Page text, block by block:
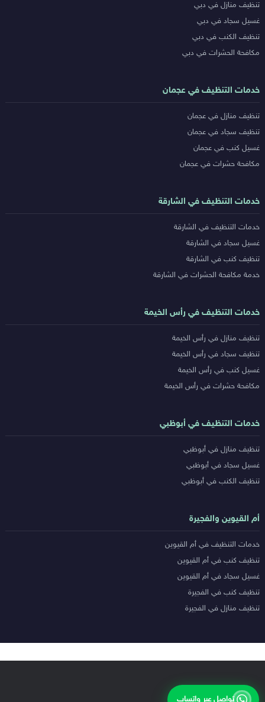
المدن
تنظيف منازل في دبي
غسيل سجاد في دبي
تنظيف الكنب في دبي
مكافحة الحشرات في دبي
خدمات التنظيف في عجمان
تنظيف منازل في عجمان
تنظيف سجاد في عجمان
غسيل كنب في عجمان
مكافحة حشرات في عجمان
خدمات التنظيف في الشارقة
خدمات التنظيف في الشارقة
غسيل سجاد في الشارقة
تنظيف كنب في الشارقة
خدمة مكافحة الحشرات في الشارقة
خدمات التنظيف في رأس الخيمة
تنظيف منازل في رأس الخيمة
تنظيف سجاد في رأس الخيمة
غسيل كنب في رأس الخيمة
مكافحة حشرات في رأس الخيمة
خدمات التنظيف في أبوظبي
تنظيف منازل في أبوظبي
غسيل سجاد في أبوظبي
تنظيف الكنب في أبوظبي
أم القيوين والفجيرة
خدمات التنظيف في أم القيوين
تنظيف كنب في أم القيوين
غسيل سجاد في أم القيوين
تنظيف كنب في الفجيرة
تنظيف منازل في الفجيرة
تواصل عبر واتساب